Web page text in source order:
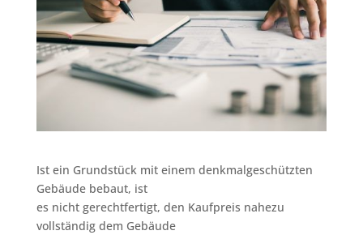
Ist ein Grundstück mit einem denkmalgeschützten
Gebäude bebaut, ist
es nicht gerechtfertigt, den Kaufpreis nahezu
vollständig dem Gebäude